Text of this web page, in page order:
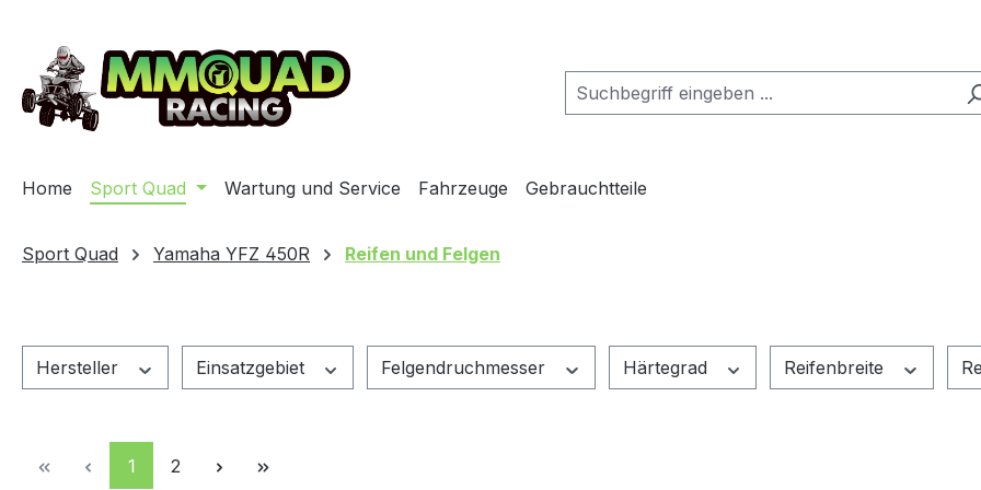
Home Sport Quad Wartung und Service Fahrzeuge Gebrauchtteile
Sport Quad Yamaha YFZ 450R Reifen und Felgen
Hersteller Einsatzgebiet Felgendruchmesser Härtegrad Reifenbreite
Seite
1 Seite
2